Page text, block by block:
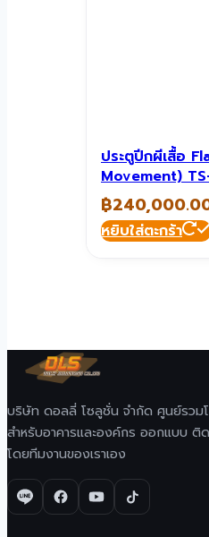
ประตูปีกผีเสื้อ
Movement)
฿
หยิบใส่ตะกร้า
บริษัท ดอลลี่ โซลูชั่น จำกัด ศูนย์รวม
สำหรับอาคารและองค์กร ออกแบบ ติ
โดยทีมงานของเราเอง